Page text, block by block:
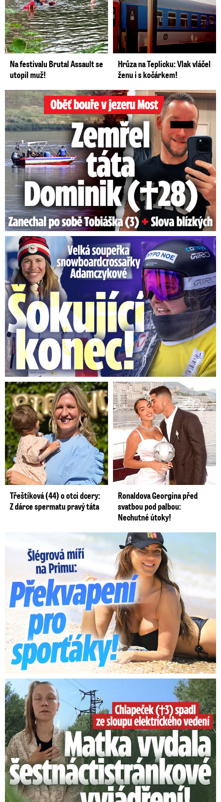
Na festivalu Brutal Assault se
utopil muž!
Hrůza na Teplicku: Vlak vláčel
ženu i s kočárkem!
Oběť bouře v jezeru Most: Zemřel táta Dominik (†28)
Velká soupeřka Adamczykové: Šokující konec!
Třeštíková (44) o otci dcery:
Z dárce spermatu pravý táta
Ronaldova Georgina před
svatbou pod palbou:
Nechutné útoky!
Lucie Šlégrová míří na Primu. Překvapení pro sporťáky!
Smrtelný pád chlapce: Matka vydala vyjádření na 16 stran